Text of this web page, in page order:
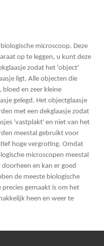
microscoop. Deze
op te leggen, u kunt deze
zodat het 'object'
ligt. Alle objecten die
bloed en zeer kleine
gelegd. Het objectglaasje
met een dekglaasje zodat
'vastplakt' en niet van het
meestal gebruikt voor
hoge vergroting. Omdat
microscopen meestal
en kan er goed
de meeste biologische
gemaakt is om het
heen en weer te